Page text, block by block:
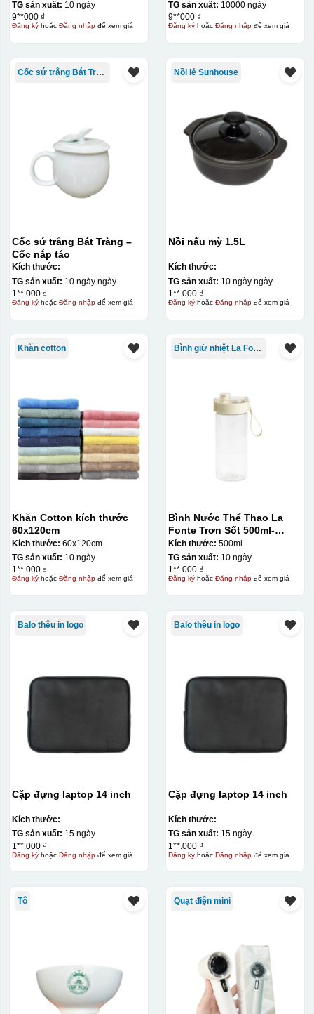
TG sản xuất: 10 ngày
9**000 ₫
Đăng kýhoặc Đăng nhậpđể xem giá
TG sản xuất: 10000 ngày
9**000 ₫
Đăng kýhoặc Đăng nhậpđể xem giá
Cốc sứ trắng Bát Tràng
Cốc sứ trắng Bát Tràng –
Cốc nắp táo
Kích thước:
TG sản xuất: 10 ngày ngày
1**.000 ₫
Đăng kýhoặc Đăng nhậpđể xem giá
Nồi lẻ Sunhouse
Nồi nấu mỳ 1.5L
Kích thước:
TG sản xuất: 10 ngày ngày
1**.000 ₫
Đăng kýhoặc Đăng nhậpđể xem giá
Khăn cotton
Khăn Cotton kích thước
60x120cm
Kích thước: 60x120cm
TG sản xuất: 10 ngày
1**.000 ₫
Đăng kýhoặc Đăng nhậpđể xem giá
Bình giữ nhiệt La Fonte
Bình Nước Thể Thao La
Fonte Trơn Sốt 500ml-
010009
Kích thước: 500ml
TG sản xuất: 10 ngày
1**.000 ₫
Đăng kýhoặc Đăng nhậpđể xem giá
Balo thêu in logo
Cặp đựng laptop 14 inch
Kích thước:
TG sản xuất: 15 ngày
1**.000 ₫
Đăng kýhoặc Đăng nhậpđể xem giá
Balo thêu in logo
Cặp đựng laptop 14 inch
Kích thước:
TG sản xuất: 15 ngày
1**.000 ₫
Đăng kýhoặc Đăng nhậpđể xem giá
Tô Quạt điện mini